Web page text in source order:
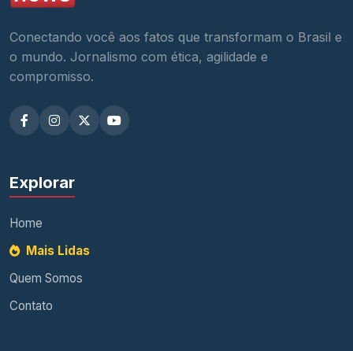
Conectando você aos fatos que transformam o Brasil e
o mundo. Jornalismo com ética, agilidade e
compromisso.
Explorar
Home
Mais Lidas
Quem Somos
Contato